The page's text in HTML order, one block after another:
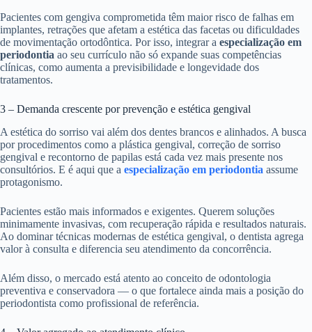
Pacientes com gengiva comprometida têm maior risco de falhas em
implantes, retrações que afetam a estética das facetas ou dificuldades
de movimentação ortodôntica. Por isso, integrar a especialização em
periodontia ao seu currículo não só expande suas competências
clínicas, como aumenta a previsibilidade e longevidade dos
tratamentos.
3 – Demanda crescente por prevenção e estética gengival
A estética do sorriso vai além dos dentes brancos e alinhados. A busca
por procedimentos como a plástica gengival, correção de sorriso
gengival e recontorno de papilas está cada vez mais presente nos
consultórios. E é aqui que a especialização em periodontia assume
protagonismo.
Pacientes estão mais informados e exigentes. Querem soluções
minimamente invasivas, com recuperação rápida e resultados naturais.
Ao dominar técnicas modernas de estética gengival, o dentista agrega
valor à consulta e diferencia seu atendimento da concorrência.
Além disso, o mercado está atento ao conceito de odontologia
preventiva e conservadora — o que fortalece ainda mais a posição do
periodontista como profissional de referência.